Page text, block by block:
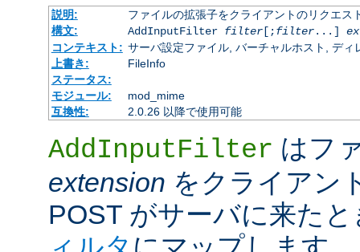
説明:
ファイルの拡張子をクライアントのリクエス
構文:
AddInputFilter filter[;filter...]
コンテキスト: サーバ設定ファイル, バーチャルホスト, ディ
上書き:
FileInfo
ステータス:
モジュール:
mod_mime
互換性:
2.0.26 以降で使用可能
AddInputFilter はフ
extension をクライアン
POST がサーバに来た